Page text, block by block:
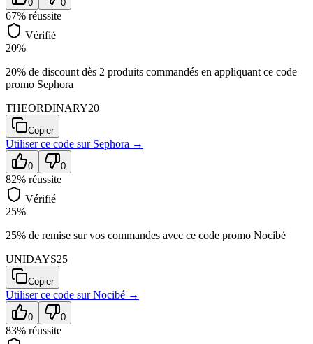
0 0
67% réussite
Vérifié
20%
20% de discount dès 2 produits commandés en appliquant ce code
promo Sephora
THEORDINARY20
Copier
Utiliser ce code sur Sephora →
0 0
82% réussite
Vérifié
25%
25% de remise sur vos commandes avec ce code promo Nocibé
UNIDAYS25
Copier
Utiliser ce code surNocibé →
0 0
83% réussite